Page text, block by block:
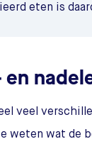
eten is
en
veel
weten wat de